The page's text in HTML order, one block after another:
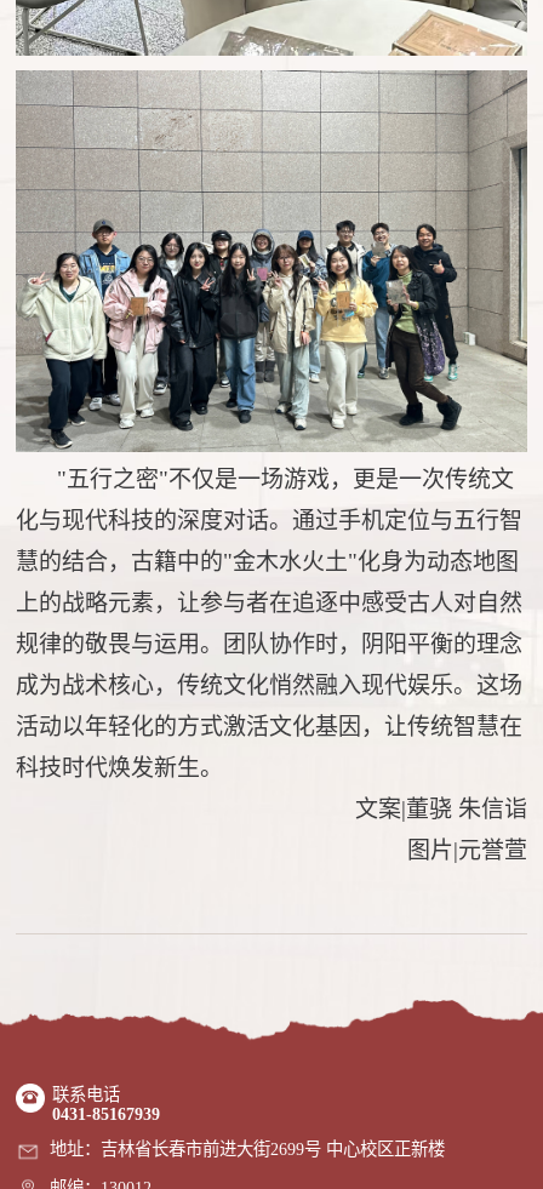
"五行之密"不仅是一场游戏，更是一次传统文
化与现代科技的深度对话。通过手机定位与五行智
慧的结合，古籍中的"金木水火土"化身为动态地图
上的战略元素，让参与者在追逐中感受古人对自然
规律的敬畏与运用。团队协作时，阴阳平衡的理念
成为战术核心，传统文化悄然融入现代娱乐。这场
活动以年轻化的方式激活文化基因，让传统智慧在
科技时代焕发新生。
文案|董骁 朱信诣
图片|元誉萱
联系电话
0431-85167939
地址：吉林省长春市前进大街2699号 中心校区正新楼